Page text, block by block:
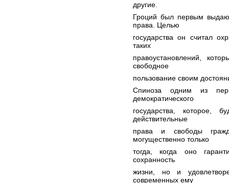
другие.
Гроций был первым
права. Целью
государства он считал
таких
правоустановлений,
свободное
пользование своим
Спиноза одним из
демократического
государства, которое,
действительные
права и свободы
могущественно только
тогда, когда оно
сохранность
жизни, но и
современных ему